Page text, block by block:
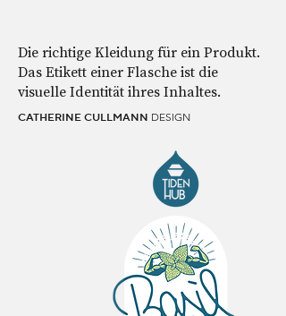
Die richtige Kleidung für ein Produkt.
Das Etikett einer Flasche ist die
visuelle Identität ihres Inhaltes.
CATHERINE CULLMANN DESIGN